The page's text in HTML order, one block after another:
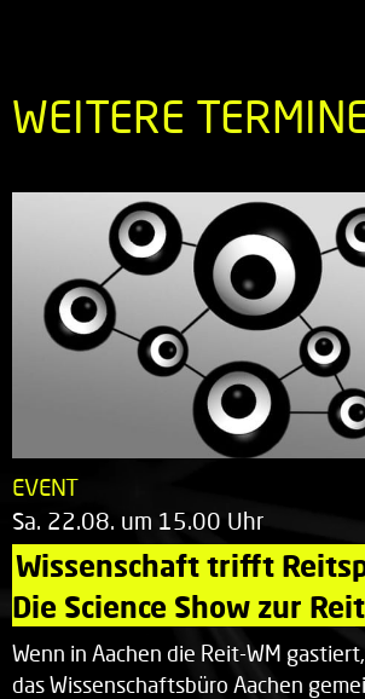
WEITERE
EVENT
Sa. 22.08. um 15.00 Uhr
Wissenschaft trifft
Die Science Show zur
Wenn in Aachen die Reit-WM
das Wissenschaftsbüro Aachen